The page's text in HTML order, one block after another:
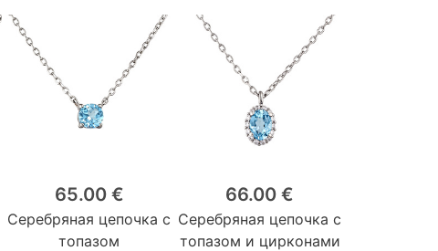
65.00 €
Серебряная цепочка с
топазом
66.00 €
Серебряная цепочка с
топазом и цирконами